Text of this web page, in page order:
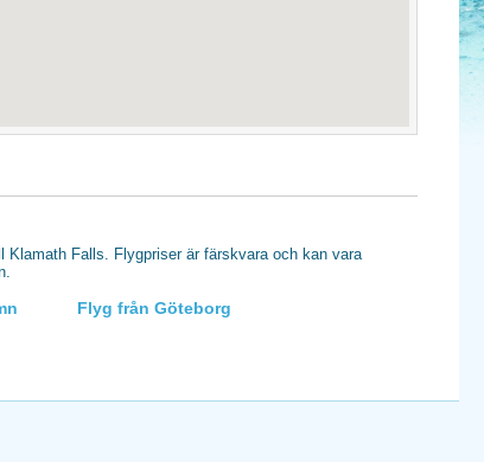
Klamath Falls. Flygpriser är färskvara och kan vara
Flyg från Göteborg